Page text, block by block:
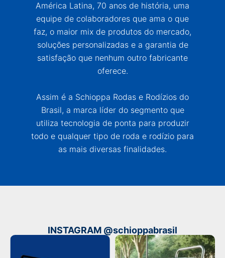
América Latina, 70 anos de história, uma
equipe de colaboradores que ama o que
faz, o maior mix de produtos do mercado,
soluções personalizadas e a garantia de
satisfação que nenhum outro fabricante
oferece.
Assim é a Schioppa Rodas e Rodízios do
Brasil, a marca líder do segmento que
utiliza tecnologia de ponta para produzir
todo e qualquer tipo de roda e rodízio para
as mais diversas finalidades.
INSTAGRAM @schioppabrasil